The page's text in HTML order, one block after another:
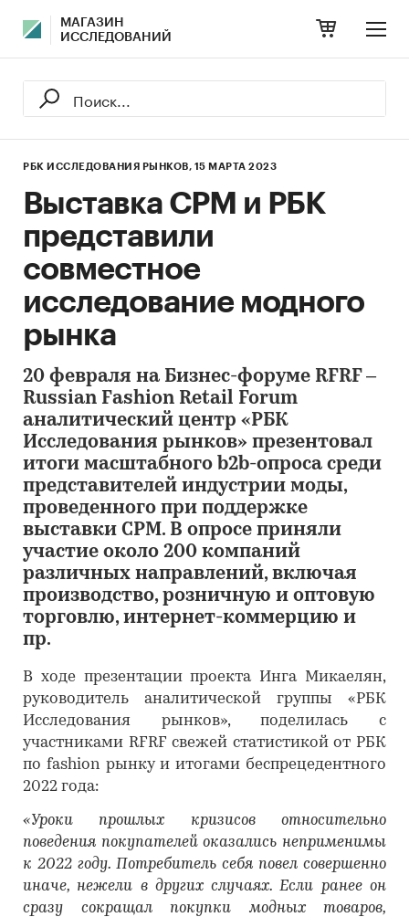
МАГАЗИН
ИССЛЕДОВАНИЙ
РБК ИССЛЕДОВАНИЯ РЫНКОВ, 15 МАРТА 2023
Выставка СРМ и РБК
представили
совместное
исследование модного
рынка
20 февраля на Бизнес-форуме RFRF –
Russian Fashion Retail Forum
аналитический центр «РБК
Исследования рынков» презентовал
итоги масштабного b2b-опроса среди
представителей индустрии моды,
проведенного при поддержке
выставки CPM. В опросе приняли
участие около 200 компаний
различных направлений, включая
производство, розничную и оптовую
торговлю, интернет-коммерцию и
пр.
В ходе презентации проекта Инга Микаелян,
руководитель аналитической группы «РБК
Исследования рынков», поделилась с
участниками RFRF свежей статистикой от РБК
по fashion рынку и итогами беспрецедентного
2022 года:
«Уроки прошлых кризисов относительно
поведения покупателей оказались неприменимы
к 2022 году. Потребитель себя повел совершенно
иначе, нежели в других случаях. Если ранее он
сразу сокращал покупки модных товаров,